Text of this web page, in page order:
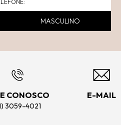
MASCULINO
CONOSCO
3059-4021
E-MAIL